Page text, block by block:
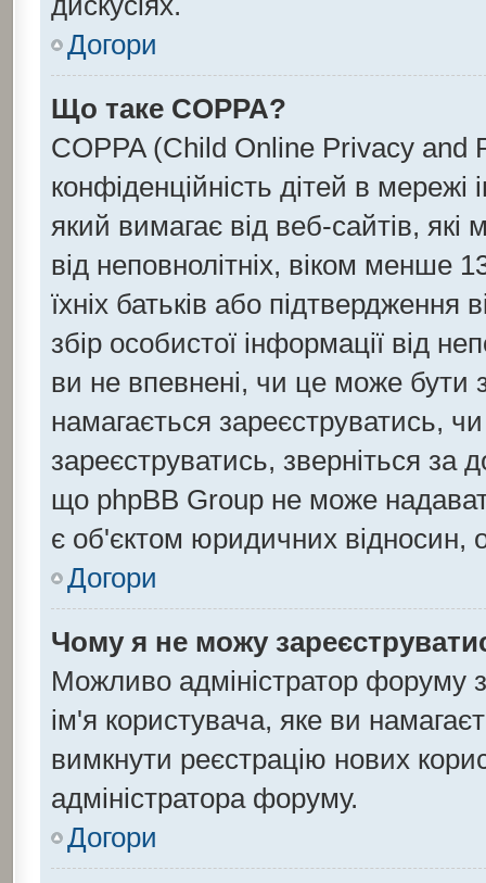
Догори
Що таке COPPA?
COPPA (Child Online Privacy and
конфіденційність дітей в
який вимагає від веб-сайтів,
від неповнолітніх, віком менше
їхніх батьків або підтвердження
збір особистої інформації від
ви не впевнені, чи це може бути
намагається зареєструватись,
зареєструватись, зверніться
що phpBB Group не може
є об'єктом юридичних відносин,
Догори
Чому я не можу
Можливо адміністратор форуму
ім'я користувача, яке ви
вимкнути реєстрацію нових
адміністратора форуму.
Догори